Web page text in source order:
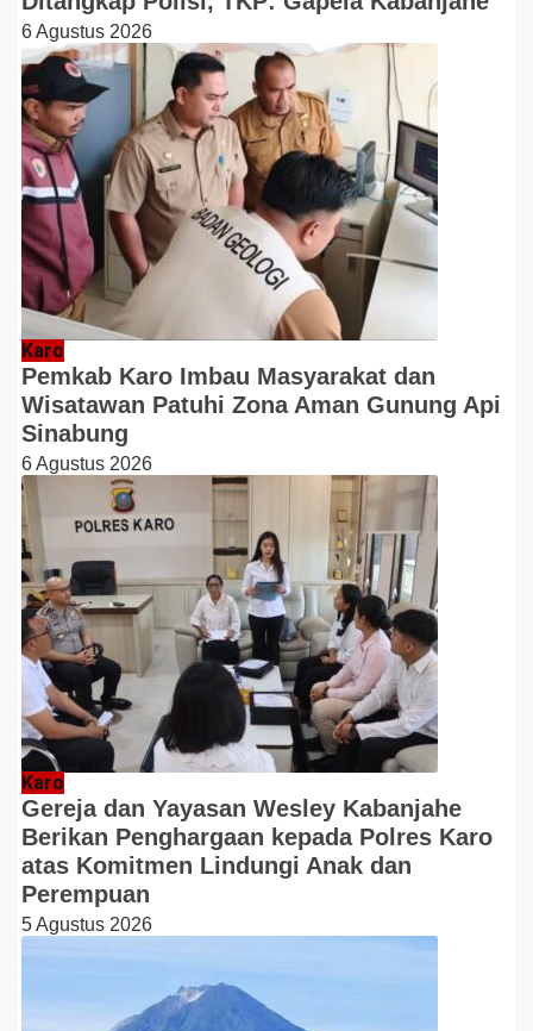
6 Agustus 2026
Karo
Pemkab Karo Imbau Masyarakat dan
Wisatawan Patuhi Zona Aman Gunung Api
Sinabung
6 Agustus 2026
Karo
Gereja dan Yayasan Wesley Kabanjahe
Berikan Penghargaan kepada Polres Karo
atas Komitmen Lindungi Anak dan
Perempuan
5 Agustus 2026